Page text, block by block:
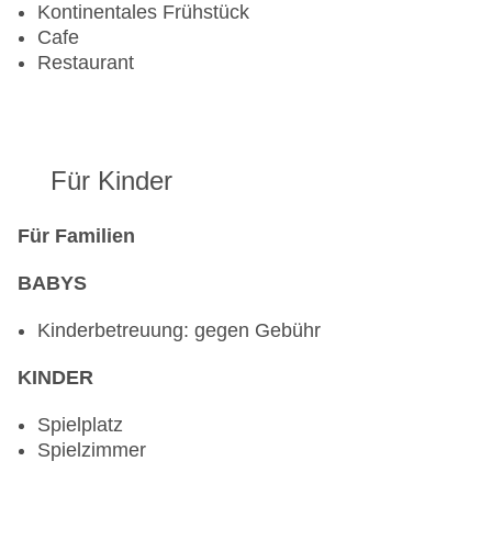
Kontinentales Frühstück
Cafe
Restaurant
Für Kinder
Für Familien
BABYS
Kinderbetreuung: gegen Gebühr
KINDER
Spielplatz
Spielzimmer